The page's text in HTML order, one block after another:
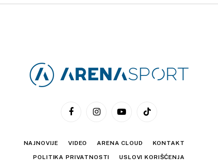
FacebookInstagramYouTubeTikTok
NAJNOVIJE VIDEO ARENA CLOUD KONTAKT
POLITIKA PRIVATNOSTI USLOVI KORIŠĆENJA